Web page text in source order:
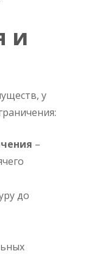
и
у
–
до